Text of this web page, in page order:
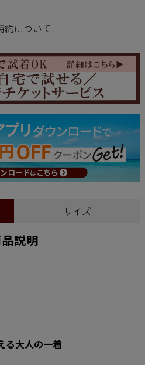
約について
サイズ
説明
る大人の一着